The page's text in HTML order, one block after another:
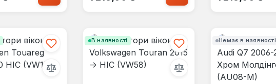
В наявності Немає в наявності